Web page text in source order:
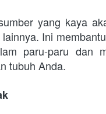
yang kaya
Ini
paru-paru dan
tubuh Anda.